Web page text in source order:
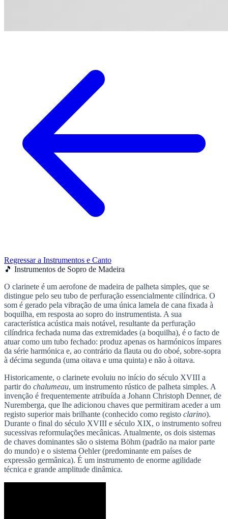
Regressar a Instrumentos e Canto
🎵 Instrumentos de Sopro de Madeira
O clarinete é um aerofone de madeira de palheta simples, que se
distingue pelo seu tubo de perfuração essencialmente cilíndrica. O
som é gerado pela vibração de uma única lamela de cana fixada à
boquilha, em resposta ao sopro do instrumentista. A sua
característica acústica mais notável, resultante da perfuração
cilíndrica fechada numa das extremidades (a boquilha), é o facto de
atuar como um tubo fechado: produz apenas os harmónicos ímpares
da série harmónica e, ao contrário da flauta ou do oboé, sobre-sopra
à décima segunda (uma oitava e uma quinta) e não à oitava.
Historicamente, o clarinete evoluiu no início do século XVIII a
partir do chalumeau, um instrumento rústico de palheta simples. A
invenção é frequentemente atribuída a Johann Christoph Denner, de
Nuremberga, que lhe adicionou chaves que permitiram aceder a um
registo superior mais brilhante (conhecido como registo clarino).
Durante o final do século XVIII e século XIX, o instrumento sofreu
sucessivas reformulações mecânicas. Atualmente, os dois sistemas
de chaves dominantes são o sistema Böhm (padrão na maior parte
do mundo) e o sistema Oehler (predominante em países de
expressão germânica). É um instrumento de enorme agilidade
técnica e grande amplitude dinâmica.